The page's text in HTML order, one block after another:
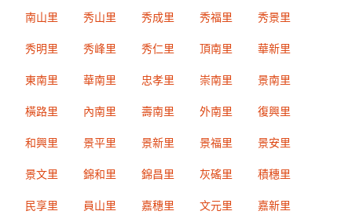
南山里 秀山里 秀成里 秀福里 秀景里
秀明里 秀峰里 秀仁里 頂南里 華新里
東南里 華南里 忠孝里 崇南里 景南里
橫路里 內南里 壽南里 外南里 復興里
和興里 景平里 景新里 景福里 景安里
景文里 錦和里 錦昌里 灰磘里 積穗里
民享里 員山里 嘉穗里 文元里 嘉新里